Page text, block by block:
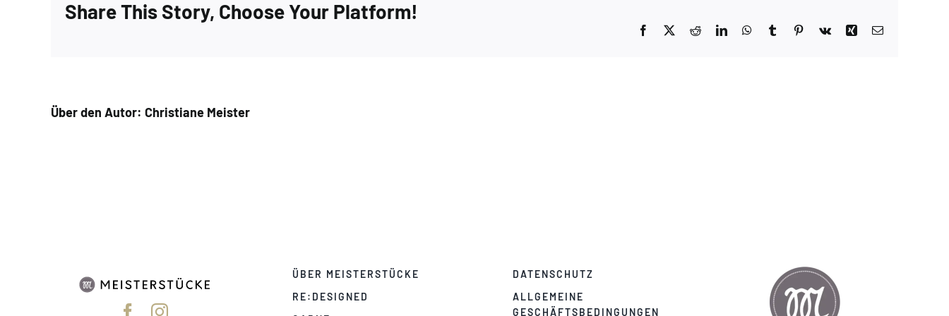
Share This Story, Choose Your Platform!
Facebook Reddit LinkedInWhatsApp
TumblrPinterest
Vk Xing
Über den Autor: Christiane Meister
ÜBER MEISTERSTÜCKE
RE:DESIGNED
DATENSCHUTZ
ALLGEMEINE
GESCHÄFTSBEDINGUNGEN